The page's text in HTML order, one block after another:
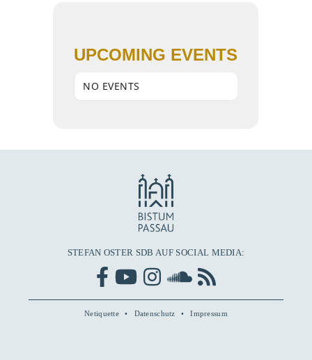
UPCOMING EVENTS
NO EVENTS
STEFAN OSTER SDB AUF SOCIAL MEDIA:
Netiquette Datenschutz Impressum